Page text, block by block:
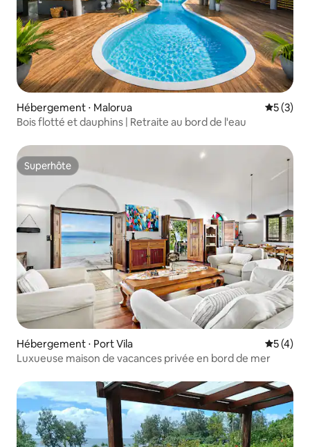
Hébergement ⋅ Malorua
5 (3)
Bois flotté et dauphins | Retraite au bord de l'eau
Superhôte
Superhôte
Hébergement ⋅ Port Vila
5 (4)
Luxueuse maison de vacances privée en bord de mer